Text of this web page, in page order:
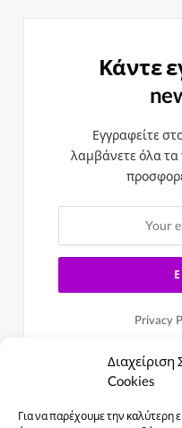
Cookies
Για να παρέχουμε την καλύτερη
Κάντε
Εγγραφείτε
λαμβάνετε όλα τα
Privacy